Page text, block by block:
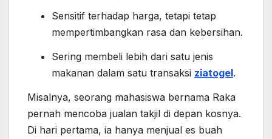
Sensitif terhadap harga, tetapi tetap
mempertimbangkan rasa dan kebersihan.
Sering membeli lebih dari satu jenis
makanan dalam satu transaksi ziatogel.
Misalnya, seorang mahasiswa bernama Raka
pernah mencoba jualan takjil di depan kosnya.
Di hari pertama, ia hanya menjual es buah